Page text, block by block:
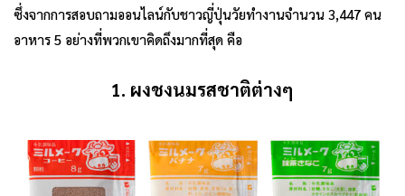
ซึ่งจากการสอบถามออนไลน์กับชาวญี่ปุ่นวัยทำงานจำนวน 3,447 คน
อาหาร 5 อย่างที่พวกเขาคิดถึงมากที่สุด คือ
1. ผงชงนมรสชาติต่างๆ